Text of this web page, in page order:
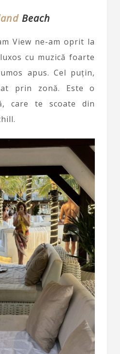
Beach
View ne-am oprit la
cu muzică foarte
apus. Cel puțin,
prin zonă. Este o
care te scoate din